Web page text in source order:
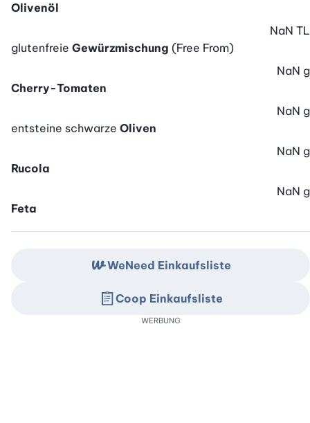
Olivenöl
glutenfreie Gewürzmischung (Free From)
NaN TL
Cherry-Tomaten
NaN g
entsteine schwarze Oliven
NaN g
Rucola
NaN g
Feta
NaN g
WeNeed Einkaufsliste
Coop Einkaufsliste
WERBUNG